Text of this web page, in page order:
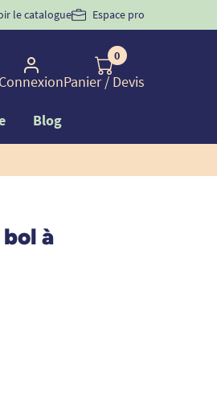
d'incontinence
le catalogue Espace pro
Connexion
0
Panier/ Devis
Blog
à